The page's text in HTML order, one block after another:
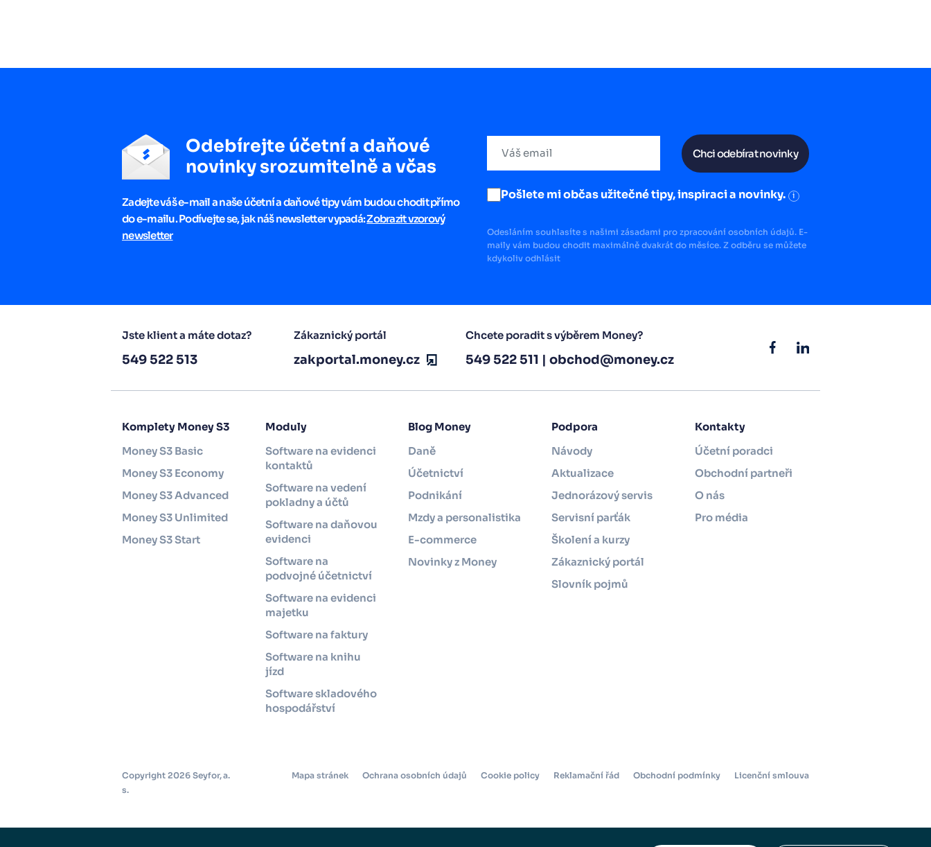
Odebírejte účetní a daňové
novinky srozumitelně a včas
Zadejte váš e-mail a naše účetní a daňové tipy vám budou chodit přímo
do e-mailu. Podívejte se, jak náš newsletter vypadá:Zobrazit vzorový
newsletter
Chci odebírat novinky
Pošlete mi občas užitečné tipy, inspiraci a novinky. i
Odesláním souhlasíte s našimi zásadami pro zpracování osobních údajů. E-
maily vám budou chodit maximálně dvakrát do měsíce. Z odběru se můžete
kdykoliv odhlásit
Jste klient a máte dotaz?
549 522 513
Zákaznický portál
zakportal.money.cz
Chcete poradit s výběrem Money?
549 522 511 | obchod@money.cz
Komplety Money S3
Money S3 Basic
Money S3 Economy
Money S3 Advanced
Money S3 Unlimited
Money S3 Start
Moduly
Software na evidenci
kontaktů
Software na vedení
pokladny a účtů
Software na daňovou
evidenci
Software na
podvojné účetnictví
Software na evidenci
majetku
Software na faktury
Software na knihu
jízd
Software skladového
hospodářství
Blog Money
Daně
Účetnictví
Podnikání
Mzdy a personalistika
E-commerce
Novinky z Money
Podpora
Návody
Aktualizace
Jednorázový servis
Servisní parťák
Školení a kurzy
Zákaznický portál
Slovník pojmů
Kontakty
Účetní poradci
Obchodní partneři
O nás
Pro média
Copyright 2026 Seyfor, a.
s.
Mapa stránek Ochrana osobních údajů Cookie policy Reklamační řád Obchodní podmínky Licenční smlouva